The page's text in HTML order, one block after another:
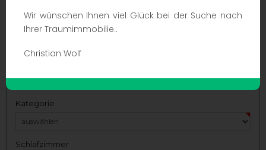
Wir wünschen Ihnen viel Glück bei der Suche nach
Ihrer Traumimmobilie..
Christian Wolf
Kategorie
Schlafzimmer